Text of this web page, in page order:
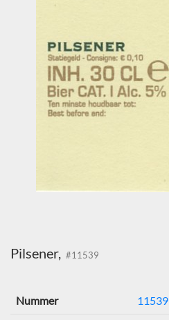
Pilsener, #11539
Nummer
11539